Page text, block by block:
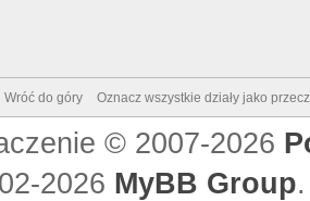
Wróć do góry Oznacz wszystkie działy jako
© 2007-2026
2026 MyBB Group.